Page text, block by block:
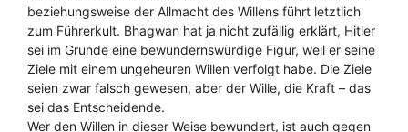
beziehungsweise der Allmacht des Willens führt letztlich
zum Führerkult. Bhagwan hat ja nicht zufällig erklärt, Hitler
sei im Grunde eine bewundernswürdige Figur, weil er seine
Ziele mit einem ungeheuren Willen verfolgt habe. Die Ziele
seien zwar falsch gewesen, aber der Wille, die Kraft – das
sei das Entscheidende.
Wer den Willen in dieser Weise bewundert, ist auch gegen